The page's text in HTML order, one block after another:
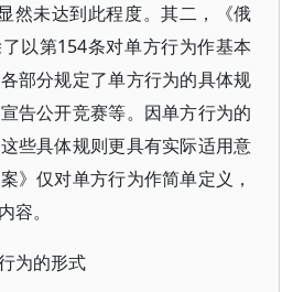
然未达到此程度。其二，《俄
以第154条对单方行为作基本
部分规定了单方行为的具体规
告公开竞赛等。因单方行为的
些具体规则更具有实际适用意
》仅对单方行为作简单定义，
容。
为的形式